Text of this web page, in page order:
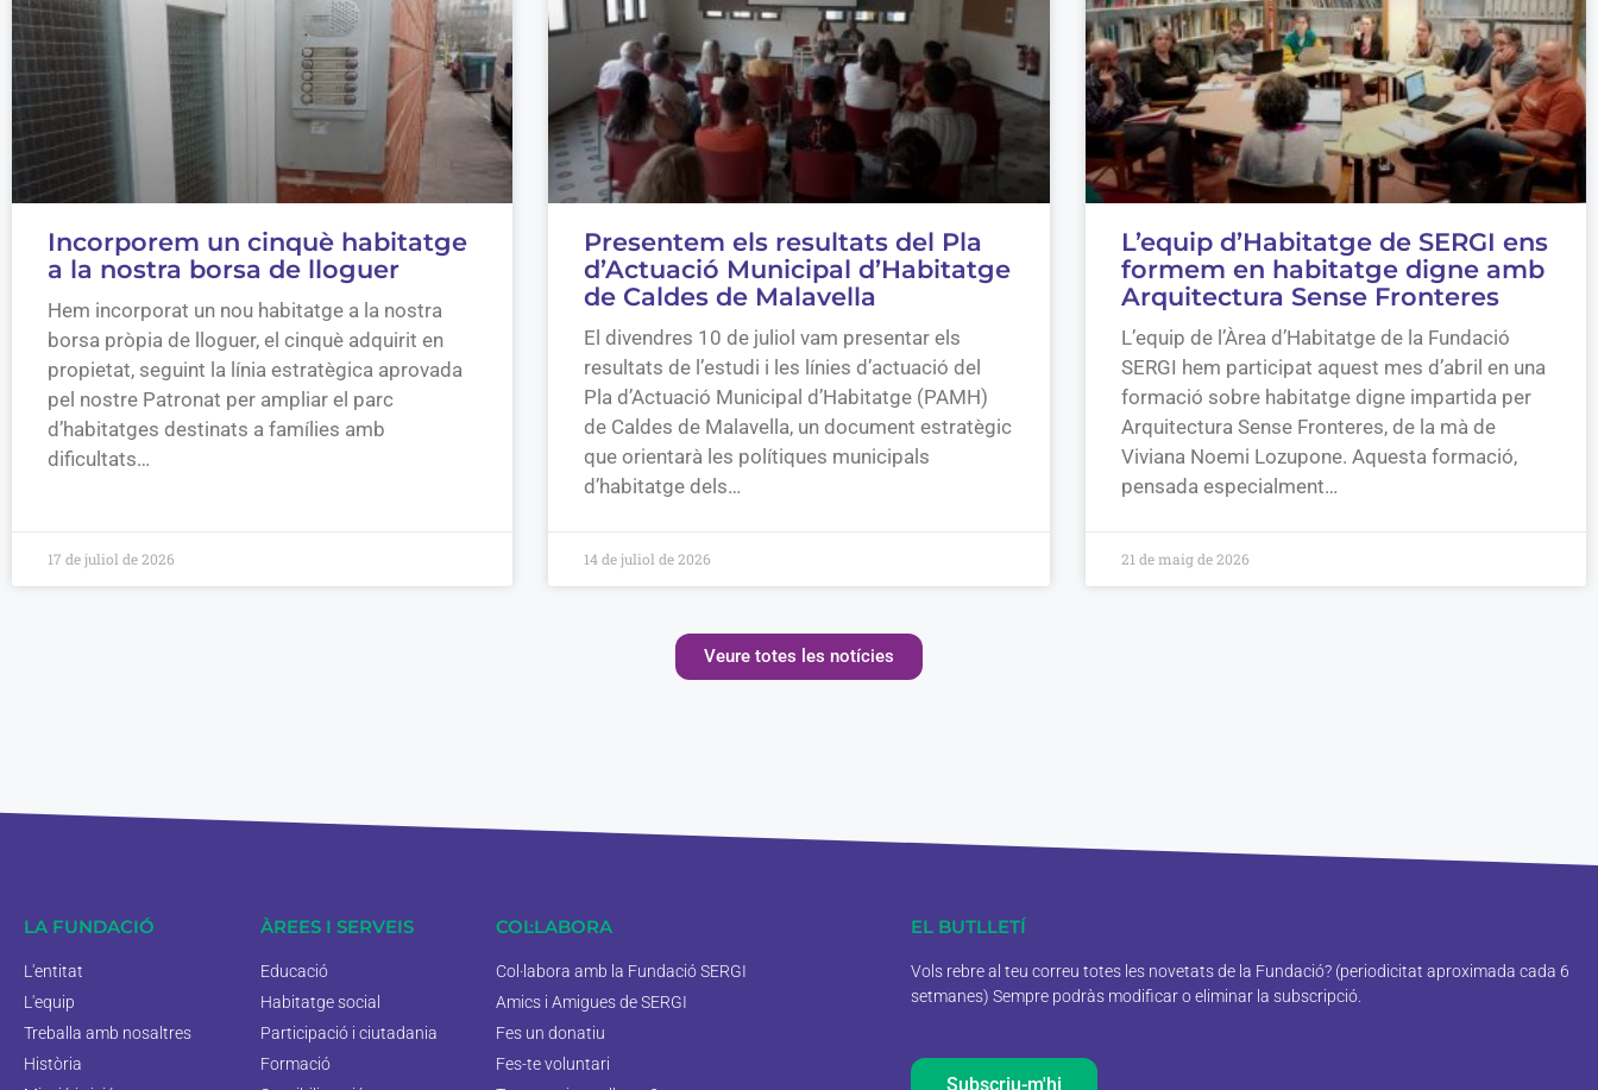
Incorporem un cinquè habitatge
a la nostra borsa de lloguer
Hem incorporat un nou habitatge a la nostra
borsa pròpia de lloguer, el cinquè adquirit en
propietat, seguint la línia estratègica aprovada
pel nostre Patronat per ampliar el parc
d’habitatges destinats a famílies amb
dificultats…
17 de juliol de 2026
Presentem els resultats del Pla
d’Actuació Municipal d’Habitatge
de Caldes de Malavella
El divendres 10 de juliol vam presentar els
resultats de l’estudi i les línies d’actuació del
Pla d’Actuació Municipal d’Habitatge (PAMH)
de Caldes de Malavella, un document estratègic
que orientarà les polítiques municipals
d’habitatge dels…
14 de juliol de 2026
L’equip d’Habitatge de SERGI ens
formem en habitatge digne amb
Arquitectura Sense Fronteres
L’equip de l’Àrea d’Habitatge de la Fundació
SERGI hem participat aquest mes d’abril en una
formació sobre habitatge digne impartida per
Arquitectura Sense Fronteres, de la mà de
Viviana Noemi Lozupone. Aquesta formació,
pensada especialment…
21 de maig de 2026
Veure totes les notícies
LA FUNDACIÓ
L'entitat
L'equip
Treballa amb nosaltres
Història
ÀREES I SERVEIS
Educació
Habitatge social
Participació i ciutadania
Formació
COL·LABORA
Col·labora amb la Fundació SERGI
Amics i Amigues de SERGI
Fes un donatiu
Fes-te voluntari
EL BUTLLETÍ
Vols rebre al teu correu totes les novetats de la Fundació? (periodicitat aproximada cada 6
setmanes) Sempre podràs modificar o eliminar la subscripció.
Subscriu-m'hi